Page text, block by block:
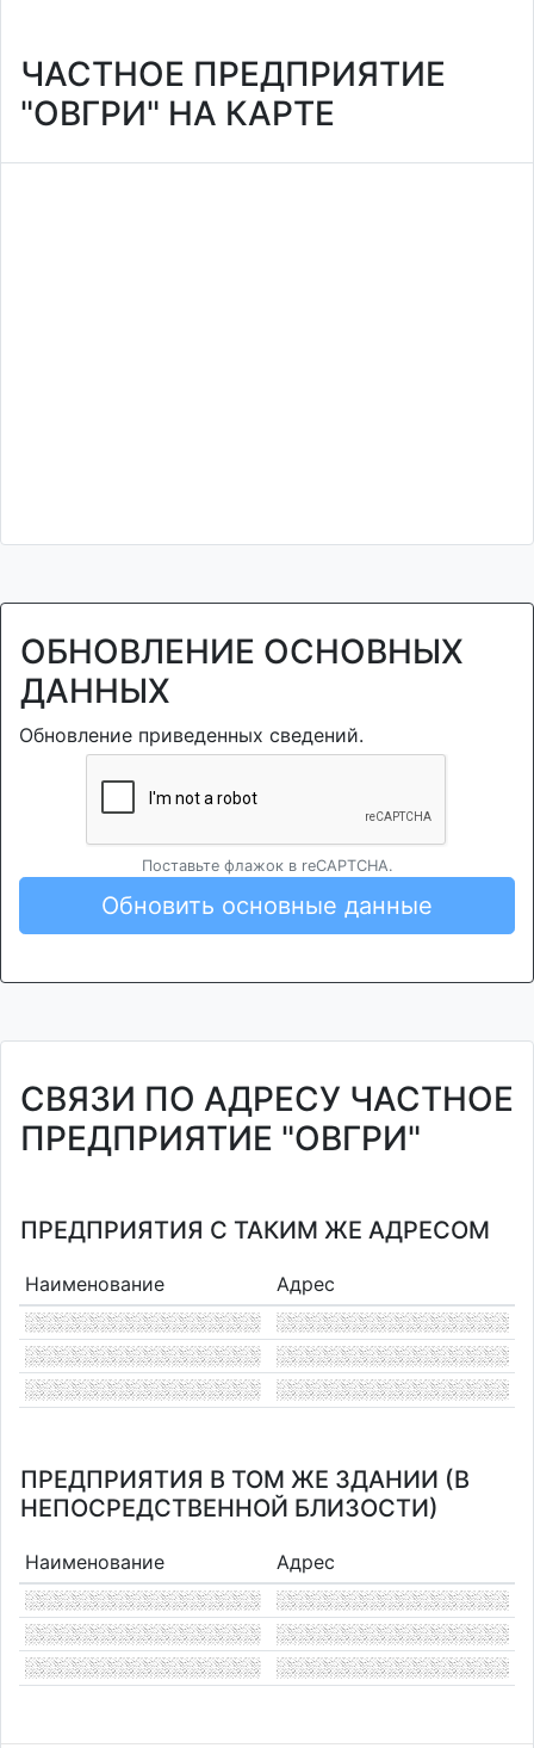
ЧАСТНОЕ ПРЕДПРИЯТИЕ
"ОВГРИ" НА КАРТЕ
ОБНОВЛЕНИЕ ОСНОВНЫХ
ДАННЫХ
Обновление приведенных сведений.
Поставьте флажок в reCAPTCHA.
Обновить основные данные
СВЯЗИ ПО АДРЕСУ ЧАСТНОЕ
ПРЕДПРИЯТИЕ "ОВГРИ"
ПРЕДПРИЯТИЯ С ТАКИМ ЖЕ АДРЕСОМ
Наименование Адрес
ПРЕДПРИЯТИЯ В ТОМ ЖЕ ЗДАНИИ (В
НЕПОСРЕДСТВЕННОЙ БЛИЗОСТИ)
Наименование Адрес